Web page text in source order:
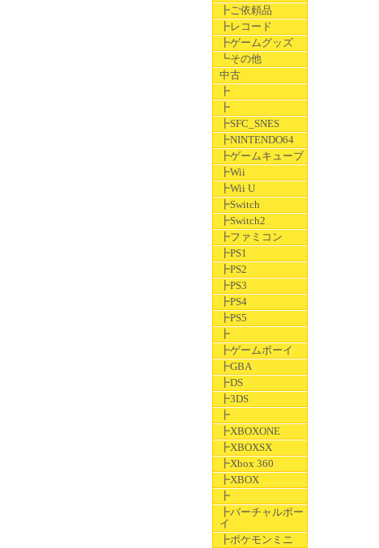
┣ご依頼品
┣レコード
┣ゲームグッズ
┗その他
中古
┣
┣
┣SFC_SNES
┣NINTENDO64
┣ゲームキューブ
┣Wii
┣Wii U
┣Switch
┣Switch2
┣ファミコン
┣PS1
┣PS2
┣PS3
┣PS4
┣PS5
┣
┣ゲームボーイ
┣GBA
┣DS
┣3DS
┣
┣XBOXONE
┣XBOXSX
┣Xbox 360
┣XBOX
┣
┣バーチャルボー
イ
┣ポケモンミニ